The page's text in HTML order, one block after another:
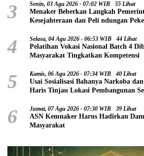
3 Senin, 03 Agu 2026 - 07:02 WIB 55 Lihat
Menaker Beberkan Langkah
Kesejahteraan dan Peli ndungan
4 Selasa, 04 Agu 2026 - 06:53 WIB 44 Lihat
Pelatihan Vokasi Nasional Batch 4
Masyarakat Tingkatkan Kompetensi
5 Kamis, 06 Agu 2026 - 07:34 WIB 40 Lihat
Usai Sosialisasi Bahanya Narkoba
Haris Tinjau Lokasi Pembangunan
6 Jumat, 07 Agu 2026 - 07:30 WIB 39 Lihat
ASN Kemnaker Harus Hadirkan
Masyarakat